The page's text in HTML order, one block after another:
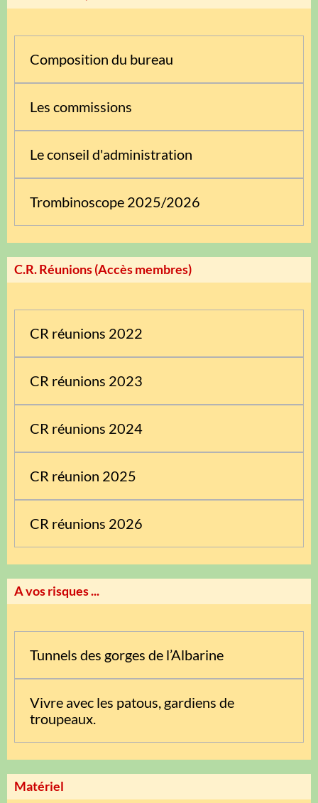
Composition du bureau
Les commissions
Le conseil d'administration
Trombinoscope 2025/2026
C.R. Réunions (Accès membres)
CR réunions 2022
CR réunions 2023
CR réunions 2024
CR réunion 2025
CR réunions 2026
A vos risques ...
Tunnels des gorges de l’Albarine
Vivre avec les patous, gardiens de
troupeaux.
Matériel